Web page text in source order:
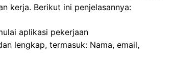
kerja. Berikut ini penjelasannya:
aplikasi pekerjaan
lengkap, termasuk: Nama, email,